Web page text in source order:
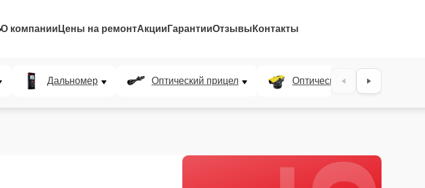
О компании Цены на ремонтАкции ГарантииОтзывы Контакты
Дальномер Оптический прицел Оптический нивелир